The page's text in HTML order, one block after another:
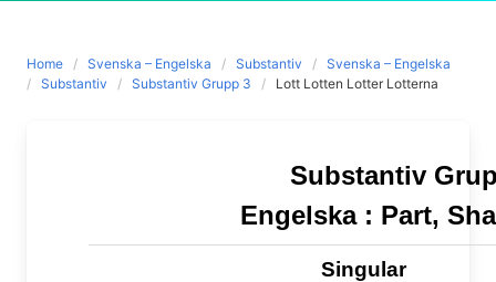
Home Svenska – Engelska Substantiv
Svenska – Engelska
Substantiv
Substantiv Grupp 3 Lott Lotten Lotter Lotterna
Substantiv
Engelska : Part,
Singular